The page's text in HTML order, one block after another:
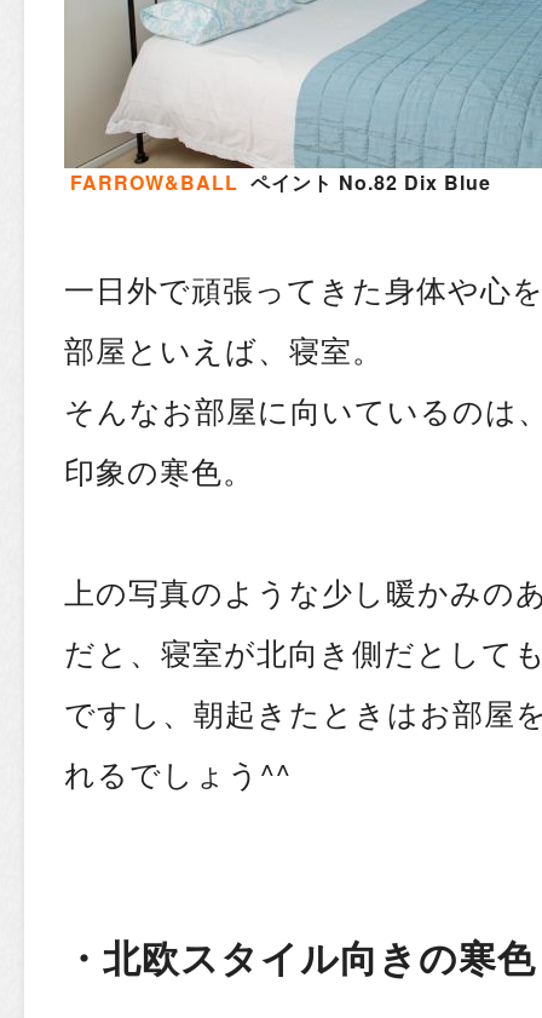
FARROW&BALL ペイント No.82 Dix Blue
一日外で頑張ってきた身体や心
部屋といえば、寝室。
そんなお部屋に向いているのは
印象の寒色。
上の写真のような少し暖かみの
だと、寝室が北向き側だとして
ですし、朝起きたときはお部屋
れるでしょう^^
・北欧スタイル向きの寒色